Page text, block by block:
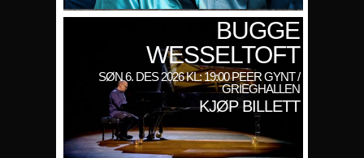
BUGGE
WESSELTOFT
SØN 6. DES 2026 KL: 19:00 PEER GYNT /
GRIEGHALLEN
KJØP BILLETT